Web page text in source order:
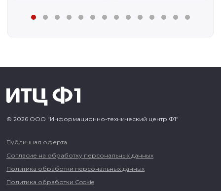
© 2026 ООО "Информационно-технический центр Ф1"
Публичная оферта
Согласие на обработку персональных данных
Политика обработки персональных данных
Политика обработки Cookie